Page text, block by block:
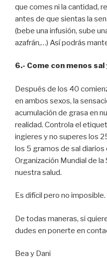
que comes ni la cantidad,
antes de que sientas la
(bebe una infusión, sube
azafrán,…) Así podrás
6.- Come con menos
Después de los 40
en ambos sexos, la
acumulación de grasa en
realidad. Controla el
ingieres y no superes los
los 5 gramos de sal diarios
Organización Mundial de la
nuestra salud.
Es difícil pero no imposible.
De todas maneras, si
dudes en ponerte en
Bea y Dani